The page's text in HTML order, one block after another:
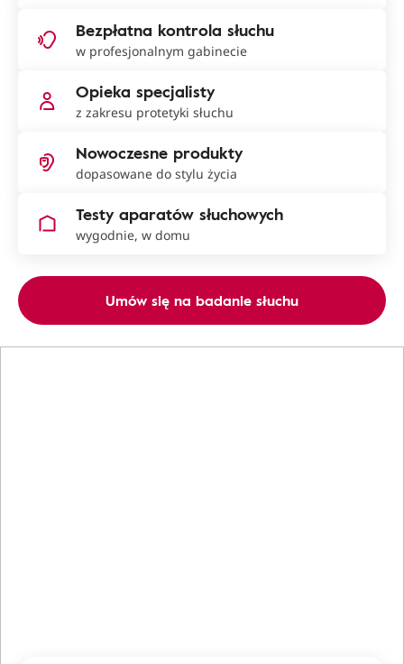
Bezpłatna kontrola słuchu
w profesjonalnym gabinecie
Opieka specjalisty
z zakresu protetyki słuchu
Nowoczesne produkty
dopasowane do stylu życia
Testy aparatów słuchowych
wygodnie, w domu
Umów się na badanie słuchu